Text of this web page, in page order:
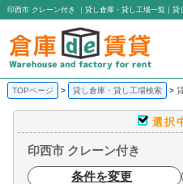
TOPページ 貸し倉庫・貸し工場検索
選択
印西市 クレーン付き
条件を変更